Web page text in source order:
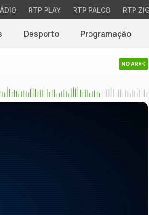
RTP PLAY RTP PALCO RTP
Desporto Programação
NO AR